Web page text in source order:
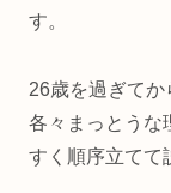
す。
26歳を過ぎてか
各々まっとうな
すく順序立てて